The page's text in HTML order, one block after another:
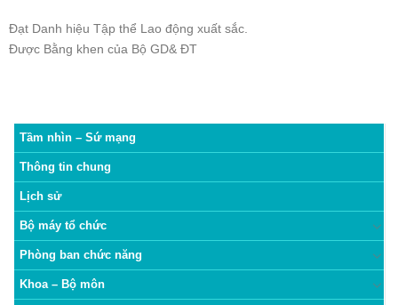
Tầm nhìn – Sứ mạng
Thông tin chung
Lịch sử
Bộ máy tổ chức
Phòng ban chức năng
Khoa – Bộ môn
Đạt Danh hiệu Tập thể Lao động xuất sắc.
Được Bằng khen của Bộ GD& ĐT